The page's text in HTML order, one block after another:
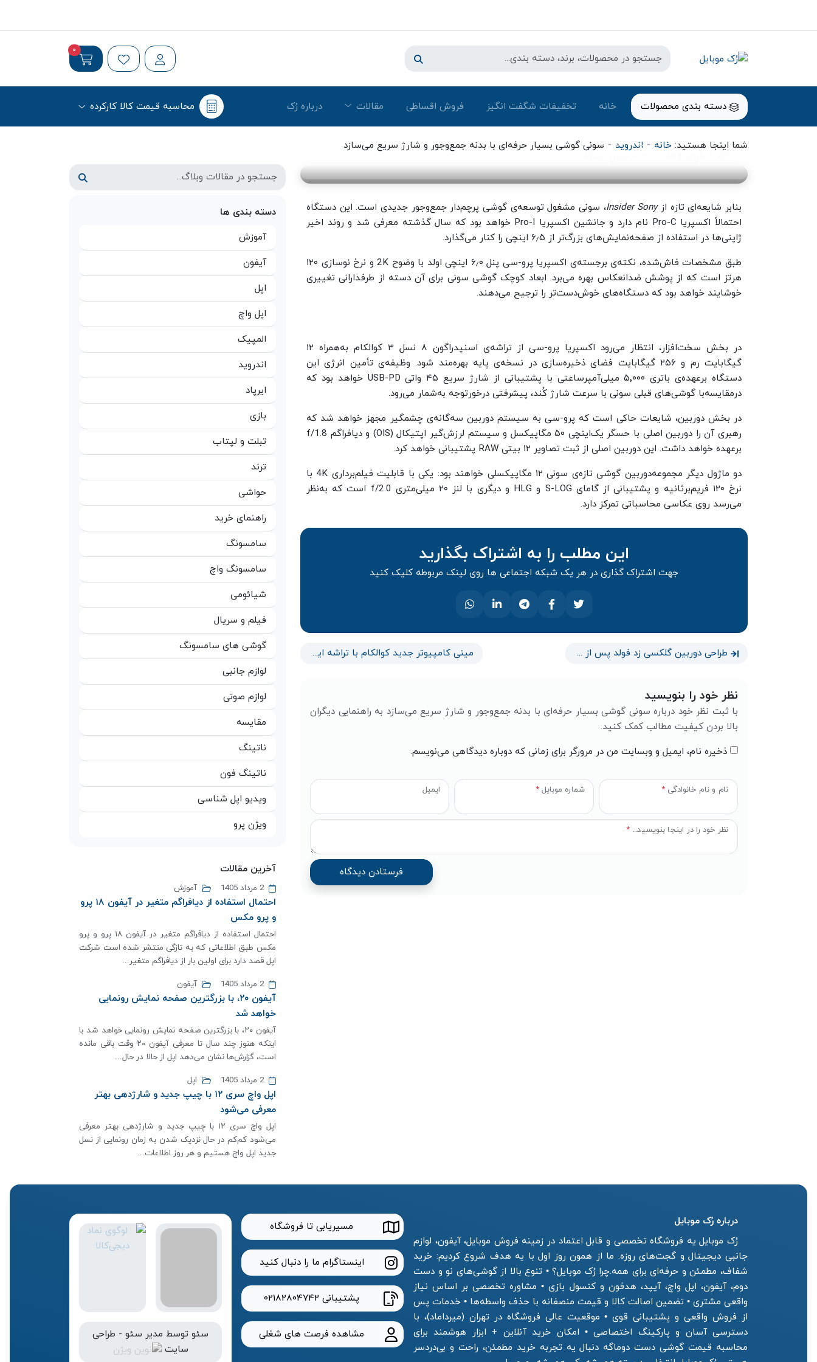
0
دسته بندی محصولات خانه تخفیفات شگفت انگیز فروش اقساطی مقالات درباره رُک‌ محاسبه قیمت کالا کارکرده
شما اینجا هستید: خانه - اندروید - سونی گوشی بسیار حرفه‌ای با بدنه جمع‌و‌جور و شارژ سریع می‌سازد
اندروید
سونی گوشی بسیار حرفه‌ای با بدنه جمع‌و‌جور و شارژ سریع می‌سازد
بنابر شایعه‌ای تازه ازInsider Sony، سونی مشغول توسعه‌ی گوشی پرچم‌دار جمع‌وجور جدیدی است. این دستگاه
احتمالاً اکسپریا Pro-C نام دارد و جانشین اکسپریا Pro-I خواهد بود که سال گذشته معرفی شد و روند اخیر
ژاپنی‌ها در استفاده از صفحه‌نمایش‌های بزرگ‌تر از ۶٫۵ اینچی را کنار می‌گذارد.
طبق مشخصات فاش‌شده، نکته‌ی برجسته‌ی اکسپریا پرو-سی پنل ۶٫۰ اینچی اولد با وضوح 2K و نرخ نوسازی ۱۲۰
هرتز است که از پوشش ضدانعکاس بهره می‌برد. ابعاد کوچک گوشی سونی برای آن دسته از طرفدارانی تغییری
خوشایند خواهد بود که دستگاه‌های خوش‌دست‌تر را ترجیح می‌دهند.
در بخش سخت‌افزار، انتظار می‌رود اکسپریا پرو-سی از تراشه‌ی اسنپدراگون ۸ نسل ۳ کوالکام به‌همراه ۱۲
گیگابایت رم و ۲۵۶ گیگابایت فضا‌ی ذخیره‌سازی در نسخه‌ی پایه بهره‌مند شود. وظیفه‌ی تأمین انرژی این
دستگاه برعهده‌ی باتری ۵٬۰۰۰ میلی‌آمپر‌ساعتی با پشتیبانی از شارژ سریع ۴۵ واتی USB-PD خواهد بود که
درمقایسه‌با گوشی‌های قبلی سونی با سرعت شارژ کُند، پیشرفتی درخورتوجه به‌شمار می‌رود.
در بخش دوربین، شایعات حاکی است که پرو-سی به سیستم دوربین سه‌گانه‌ی چشمگیر مجهز خواهد شد که
رهبری آن را دوربین اصلی با حسگر یک‌اینچی ۵۰ مگاپیکسل و سیستم لرزش‌گیر اپتیکال (OIS) و دیافراگم f/1.8
بر‌عهده خواهد داشت. این دوربین اصلی از ثبت تصاویر ۱۲ بیتی RAW پشتیبانی خواهد کرد.
دو ماژول دیگر مجموعه‌دوربین‌ گوشی تازه‌ی سونی ۱۲ مگاپیکسلی خواهند بود: یکی با قابلیت فیلم‌برداری 4K با
نرخ ۱۲۰ فریم‌بر‌ثانیه و پشتیبانی از گامای S-LOG و HLG و دیگری با لنز ۲۰ میلی‌متری f/2.0 است که به‌نظر
می‌رسد روی عکاسی محاسباتی تمرکز دارد.
این مطلب را به اشتراک بگذارید
جهت اشتراک گذاری در هر یک شبکه اجتماعی ها روی لینک مربوطه کلیک کنید
طراحی دوربین گلکسی زد فولد پس از ۳ سال تغییر می‌کند؟ مینی کامپیوتر جدید کوالکام با تراشه ایکس الیت برای توسعه‌دهندگان رونمایی شد
نظر خود را بنویسید
با ثبت نظر خود درباره سونی گوشی بسیار حرفه‌ای با بدنه جمع‌و‌جور و شارژ سریع می‌سازد به راهنمایی دیگران
بالا بردن کیفیت مطالب کمک کنید.
نظر خود را در اینجا بنویسید... *
نام و نام خانوادگی * شماره موبایل* ایمیل
ذخیره نام، ایمیل و وبسایت من در مرورگر برای زمانی که دوباره دیدگاهی می‌نویسم.
دسته بندی ها
آموزش
آیفون
اپل
اپل واچ
المپیک
اندروید
ایرپاد
بازی
تبلت و لپتاب
ترند
حواشی
راهنمای خرید
سامسونگ
سامسونگ واچ
شیائومی
فیلم و سریال
گوشی های سامسونگ
لوازم جانبی
لوازم صوتی
مقایسه
ناتینگ
ناتینگ فون
ویدیو اپل شناسی
ویژن پرو
آخرین مقالات
2 مرداد 1405 آموزش
احتمال استفاده از دیافراگم متغیر در آیفون ۱۸ پرو
و پرو مکس
احتمال استفاده از دیافراگم متغیر در آیفون ۱۸ پرو و پرو
مکس طبق اطلاعاتی که به تازگی منتشر شده است شرکت
اپل قصد دارد برای اولین بار از دیافراگم متغیر...
2 مرداد 1405
آیفون
آیفون ۲۰، با بزرگترین صفحه نمایش رونمایی
خواهد شد
آیفون ۲۰، با بزرگترین صفحه نمایش رونمایی خواهد شد با
اینکه هنوز چند سال تا معرفی آیفون ۲۰ وقت باقی مانده
است، گزارش‌ها نشان می‌دهد اپل از حالا در حال...
2 مرداد 1405
اپل
اپل واچ سری ۱۲ با چیپ جدید و شارژدهی بهتر
معرفی می‌شود
اپل واچ سری ۱۲ با چیپ جدید و شارژدهی بهتر معرفی
می‌شود کم‌کم در حال نزدیک شدن به زمان رونمایی از نسل
جدید اپل واچ هستیم و هر روز اطلاعات...
درباره رُک‌ موبایل
رُک موبایل یه فروشگاه تخصصی و قابل اعتماد در زمینه فروش موبایل، آیفون، لوازم
جانبی دیجیتال و گجت‌های روزه. ما از همون روز اول با یه هدف شروع کردیم: خرید
شفاف، مطمئن و حرفه‌ای برای همه.چرا رُک موبایل؟ • تنوع بالا از گوشی‌های نو و دست
دوم، آیفون، اپل واچ، آیپد، هدفون و کنسول بازی • مشاوره تخصصی بر اساس نیاز
واقعی مشتری • تضمین اصالت کالا و قیمت منصفانه با حذف واسطه‌ها • خدمات پس
از فروش واقعی و پشتیبانی قوی • موقعیت عالی فروشگاه در تهران (میرداماد)، با
دسترسی آسان و پارکینگ اختصاصی • امکان خرید آنلاین + ابزار هوشمند برای
محاسبه قیمت گوشی دست دوماگه دنبال یه تجربه خرید مطمئن، راحت و بی‌دردسر
مسیریابی تا فروشگاه
اینستاگرام ما را دنبال کنید
پشتیبانی 02182804742
مشاهده فرصت های شغلی سئو توسط مدیر سئو - طراحی
سایت